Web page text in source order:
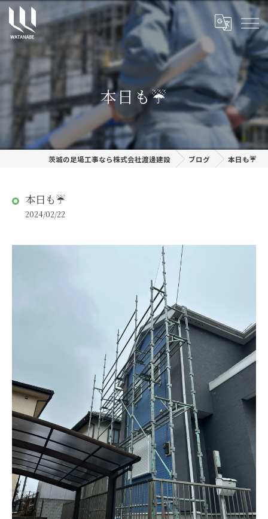
本日も☔
茨城の足場工事なら株式会社渡邊建設 ブログ 本日も☔
本日も☔
2024/02/22